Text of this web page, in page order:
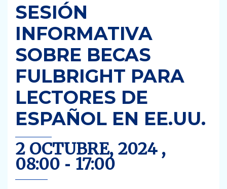
SESIÓN
INFORMATIVA
SOBRE BECAS
FULBRIGHT PARA
LECTORES DE
ESPAÑOL EN EE.UU.
2 OCTUBRE, 2024 ,
08:00 - 17:00